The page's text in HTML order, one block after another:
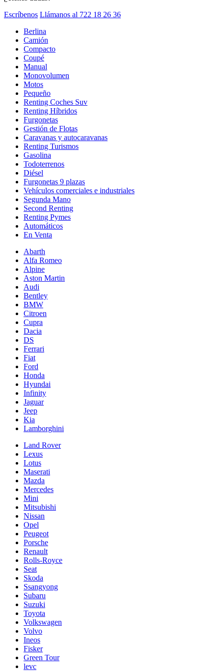
Escríbenos Llámanos al 722 18 26 36
Berlina
Camión
Compacto
Coupé
Manual
Monovolumen
Motos
Pequeño
Renting Coches Suv
Renting Híbridos
Furgonetas
Gestión de Flotas
Caravanas y autocaravanas
Renting Turismos
Gasolina
Todoterrenos
Diésel
Furgonetas 9 plazas
Vehículos comerciales e industriales
Segunda Mano
Second Renting
Renting Pymes
Automáticos
En Venta
Abarth
Alfa Romeo
Alpine
Aston Martin
Audi
Bentley
BMW
Citroen
Cupra
Dacia
DS
Ferrari
Fiat
Ford
Honda
Hyundai
Infinity
Jaguar
Jeep
Kia
Lamborghini
Land Rover
Lexus
Lotus
Maserati
Mazda
Mercedes
Mini
Mitsubishi
Nissan
Opel
Peugeot
Porsche
Renault
Rolls-Royce
Seat
Skoda
Ssangyong
Subaru
Suzuki
Toyota
Volkswagen
Volvo
Ineos
Fisker
Green Tour
levc